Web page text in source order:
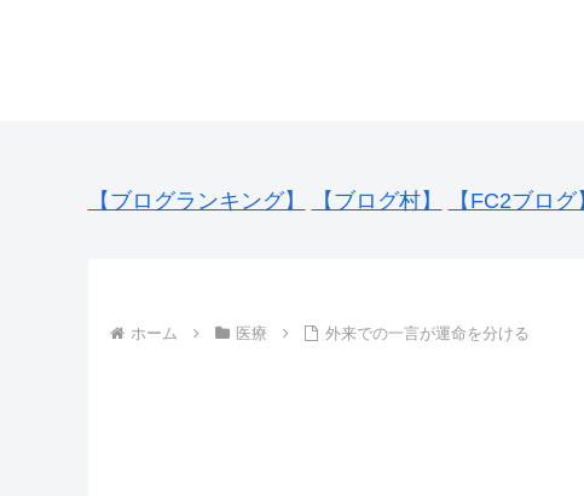
【ブログランキング】 【ブログ村】 【FC2ブログ
ホーム 医療 外来での一言が運命を分ける